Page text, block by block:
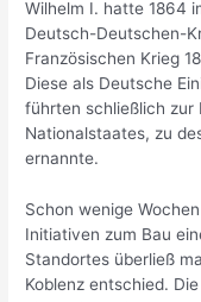
Wilhelm I. hatte 1864
Deutsch-Deutschen-
Französischen Krieg
Diese als Deutsche
führten schließlich zur
Nationalstaates, zu
ernannte.
Schon wenige
Initiativen zum Bau
Standortes überließ
Koblenz entschied.